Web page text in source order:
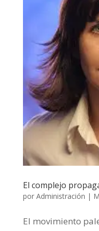
El complejo
por Administración |
El movimiento